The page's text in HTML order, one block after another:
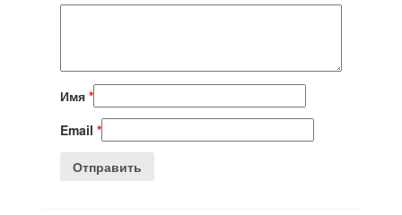
Имя*
Email*